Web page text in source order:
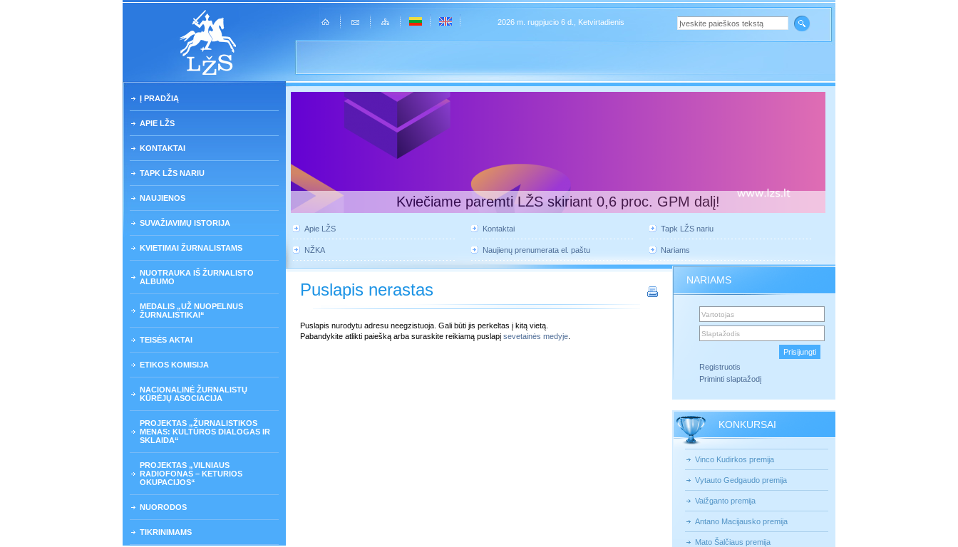
2026 m. rugpjucio 6 d., Ketvirtadienis
Į PRADŽIĄ
APIE LŽS
KONTAKTAI
TAPK LŽS NARIU
NAUJIENOS
SUVAŽIAVIMŲ ISTORIJA
KVIETIMAI ŽURNALISTAMS
NUOTRAUKA IŠ ŽURNALISTO
ALBUMO
MEDALIS „UŽ NUOPELNUS
ŽURNALISTIKAI“
TEISĖS AKTAI
ETIKOS KOMISIJA
NACIONALINĖ ŽURNALISTŲ
KŪRĖJŲ ASOCIACIJA
PROJEKTAS „ŽURNALISTIKOS
MENAS: KULTŪROS DIALOGAS IR
SKLAIDA“
PROJEKTAS „VILNIAUS
RADIOFONAS – KETURIOS
OKUPACIJOS“
NUORODOS
TIKRINIMAMS
Kviečiame paremti LŽS skiriant 0,6 proc. GPM dalį!
Apie LŽS Kontaktai Tapk LŽS nariu
NŽKA Naujienų prenumerata el. paštu Nariams
Puslapis nerastas
Puslapis nurodytu adresu neegzistuoja. Gali būti jis perkeltas į kitą vietą.
Pabandykite atlikti paiešką arba suraskite reikiamą puslapį sevetainės medyje
NARIAMS
Registruotis
Priminti slaptažodį
KONKURSAI
Vinco Kudirkos premija
Vytauto Gedgaudo premija
Vaižganto premija
Antano Macijausko premija
Mato Šalčiaus premija